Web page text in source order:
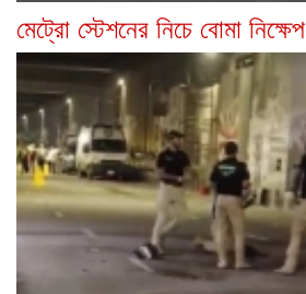
মেট্রো স্টেশনের নিচে বোমা নিক্ষেপ